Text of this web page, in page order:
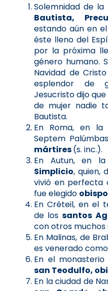
Solemnidad de la
Bautista,
estando aún en
éste lleno del
por la próxima
género humano.
Navidad de
esplendor de
Jesucristo dijo
de mujer nadie
Bautista.
En Roma, en la
Septem
mártires(s. inc.).
En Autun, en la
Simplicio, quien,
vivió en perfecta
fue elegido obispo
En Créteil, en el
de lossantos
con otros muchos
En Malinas, de
es venerado como
En el monasterio
san Teodulfo,
En la ciudad de